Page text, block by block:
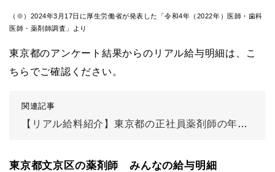
（※）2024年3月17日に厚生労働省が発表した「令和4年（2022年）医師・歯科
医師・薬剤師調査」より
東京都のアンケート結果からのリアル給与明細は、こ
ちらでご確認ください。
関連記事
【リアル給料紹介】東京都の正社員薬剤師の年収は？
東京都文京区の薬剤師 みんなの給与明細